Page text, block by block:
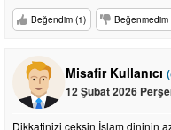
Beğendim (1) Beğenmedim
Misafir Kullanıcı
12 Şubat 2026
Dikkatinizi çeksin İslam dininin